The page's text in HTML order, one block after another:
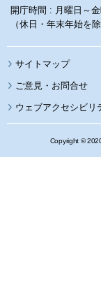
開庁時間 : 月曜日～
（休日・年末年始を除
サイトマップ
ウェブアクセシビリ
Copyright ©